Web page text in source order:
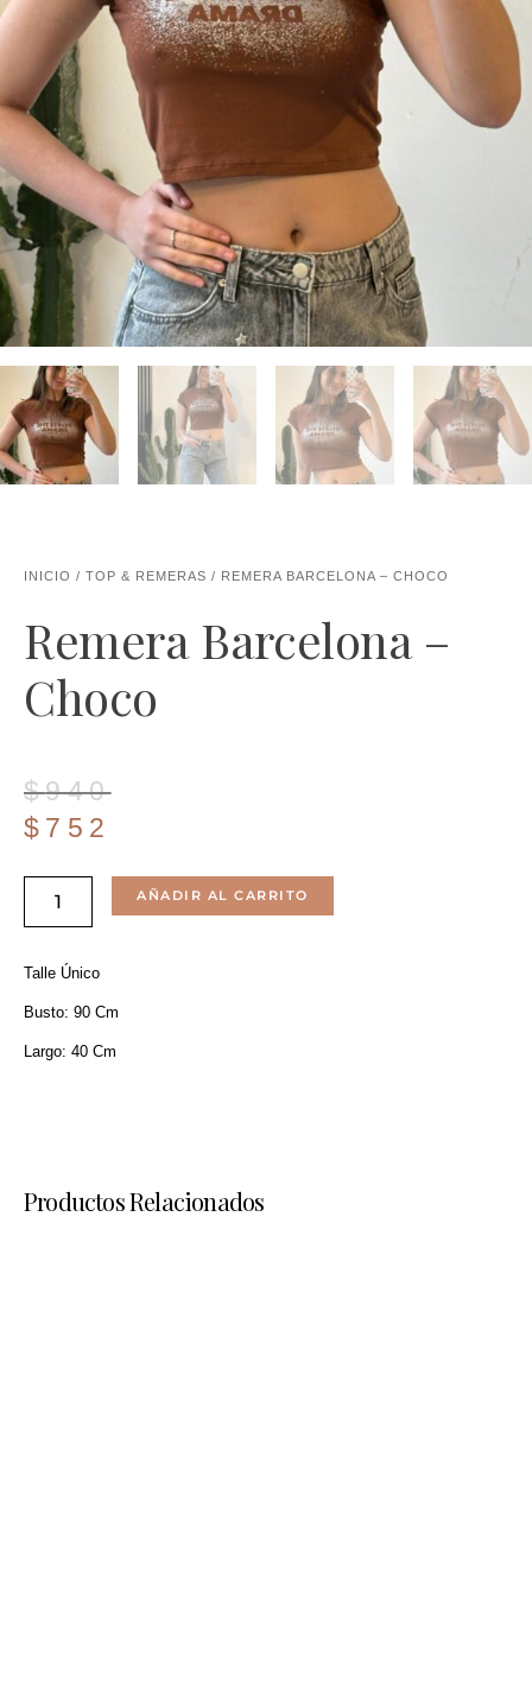
INICIO / TOP & REMERAS / REMERA BARCELONA – CHOCO
Remera Barcelona –
Choco
$940
El
precio
era:
$940.
$ 752
El
precio
es:
$752.
Remera
Barcelona
-
Choco
Cantidad
AÑADIR AL CARRITO
Talle Único
Busto: 90 Cm
Largo: 40 Cm
Productos Relacionados